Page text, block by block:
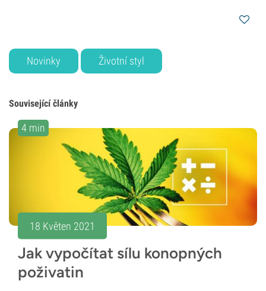
Novinky Životní styl
Související články
4 min
18 Květen 2021
Jak vypočítat sílu konopných
poživatin